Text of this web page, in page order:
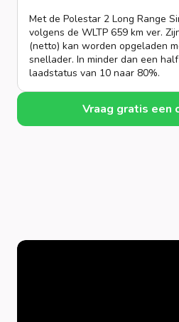
Met de Polestar 2 Long Range
volgens de WLTP 659 km ver.
(netto) kan worden opgeladen
snellader. In minder dan een
laadstatus van 10 naar 80%.
Vraag gratis een